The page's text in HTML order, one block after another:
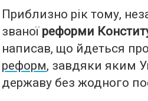
Приблизно рік тому,
званої реформи
написав, що йдеться про
реформ, завдяки яким
державу без жодного